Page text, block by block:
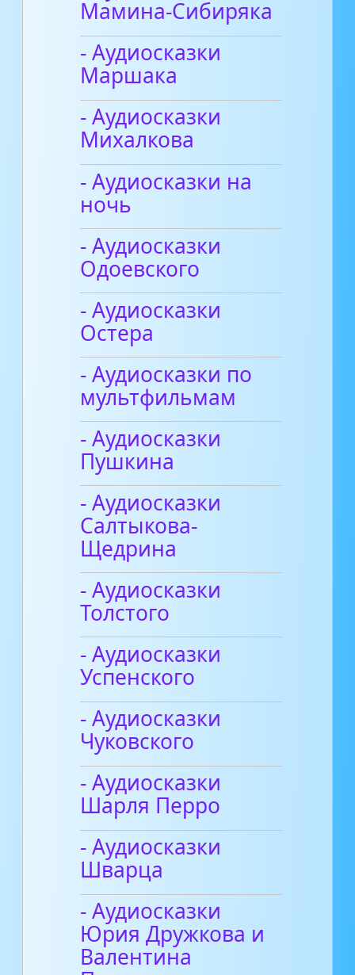
Мамина-Сибиряка
- Аудиосказки
Маршака
- Аудиосказки
Михалкова
- Аудиосказки на
ночь
- Аудиосказки
Одоевского
- Аудиосказки
Остера
- Аудиосказки по
мультфильмам
- Аудиосказки
Пушкина
- Аудиосказки
Салтыкова-
Щедрина
- Аудиосказки
Толстого
- Аудиосказки
Успенского
- Аудиосказки
Чуковского
- Аудиосказки
Шарля Перро
- Аудиосказки
Шварца
- Аудиосказки
Юрия Дружкова и
Валентина